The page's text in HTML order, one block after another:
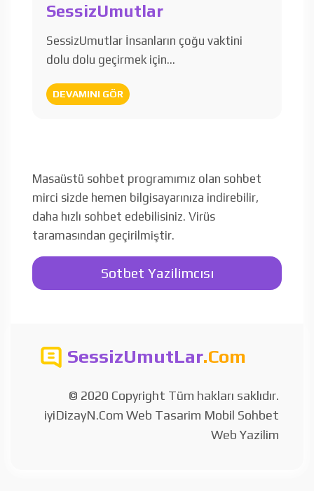
SessizUmutlar
SessizUmutlar İnsanların çoğu vaktini
dolu dolu geçirmek için…
DEVAMINI GÖR
Masaüstü sohbet programımız olan sohbet
mirci sizde hemen bilgisayarınıza indirebilir,
daha hızlı sohbet edebilisiniz. Virüs
taramasından geçirilmiştir.
Sotbet Yazilimcısı
SessizUmutLar.Com
© 2020 Copyright Tüm hakları saklıdır.
iyiDizayN.Com Web Tasarim Mobil Sohbet
Web Yazilim